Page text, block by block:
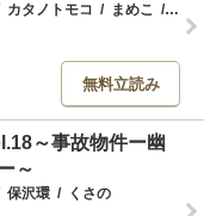
カタノトモコ / まめこ / 山
無料立読み
～事故物件ー幽
～
保沢環 / くさの